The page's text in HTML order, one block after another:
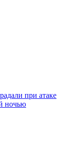
при атаке
ночью